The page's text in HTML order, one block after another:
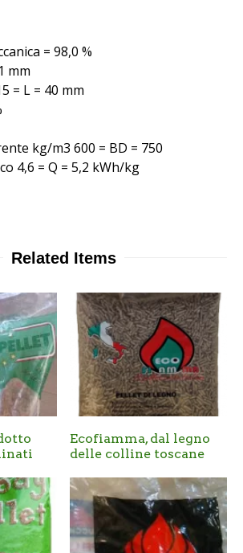
= 98,0 %
mm
= L = 40 mm
kg/m3 600 = BD = 750
4,6 = Q = 5,2 kWh/kg
Related Items
Ecofiamma, dal legno
delle colline toscane